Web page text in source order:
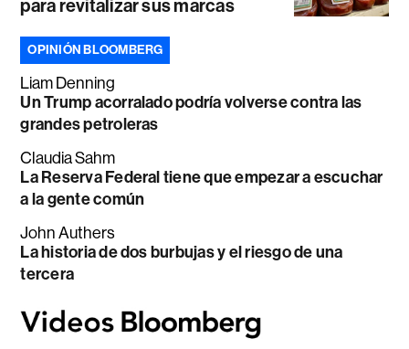
para revitalizar sus marcas
OPINIÓN BLOOMBERG
Liam Denning
Un Trump acorralado podría volverse contra las
grandes petroleras
Claudia Sahm
La Reserva Federal tiene que empezar a escuchar
a la gente común
John Authers
La historia de dos burbujas y el riesgo de una
tercera